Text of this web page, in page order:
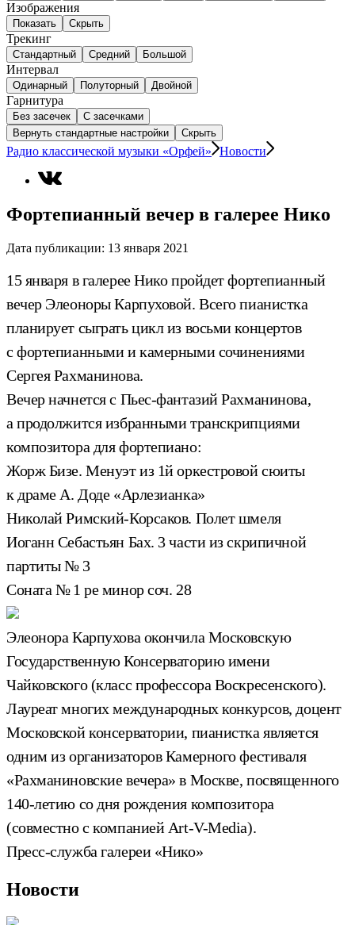
Изображения
Показать Скрыть
Трекинг
Стандартный Средний Большой
Интервал
Одинарный Полуторный Двойной
Гарнитура
Без засечек
С засечками
Вернуть стандартные настройки
Скрыть
Радио классической музыки «Орфей» Новости
Фортепианный вечер в галерее Нико
Дата публикации: 13 января 2021
15 января в галерее Нико пройдет фортепианный
вечер Элеоноры Карпуховой. Всего пианистка
планирует сыграть цикл из восьми концертов
с фортепианными и камерными сочинениями
Сергея Рахманинова.
Вечер начнется с Пьес-фантазий Рахманинова,
а продолжится избранными транскрипциями
композитора для фортепиано:
Жорж Бизе. Менуэт из 1й оркестровой сюиты
к драме А. Доде «Арлезианка»
Николай Римский-Корсаков. Полет шмеля
Иоганн Себастьян Бах. 3 части из скрипичной
партиты № 3
Соната № 1 ре минор соч. 28
Элеонора Карпухова окончила Московскую
Государственную Консерваторию имени
Чайковского (класс профессора Воскресенского).
Лауреат многих международных конкурсов, доцент
Московской консерватории, пианистка является
одним из организаторов Камерного фестиваля
«Рахманиновские вечера» в Москве, посвященного
140-летию со дня рождения композитора
(совместно с компанией Art-V-Media).
Пресс-служба галереи «Нико»
Новости